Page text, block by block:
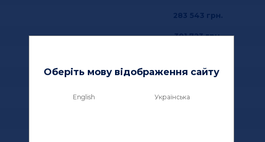
283 543 грн.
301 723грн.
316 323грн.
331 473
Оберіть мову відображення сайту
English Українська